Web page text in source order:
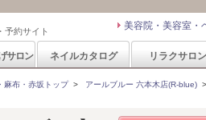
予約サイト 美容院・美容室・
サロン ネイルカタログ リラクサロン
麻布・赤坂トップ> アールブルー 六本木店(R-blue)